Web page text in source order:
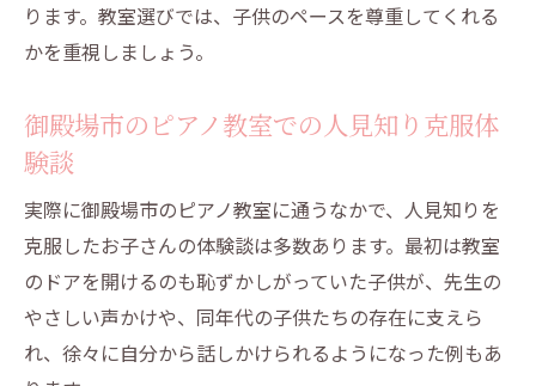
ります。教室選びでは、子供のペースを尊重してくれる
かを重視しましょう。
御殿場市のピアノ教室での人見知り克服体
験談
実際に御殿場市のピアノ教室に通うなかで、人見知りを
克服したお子さんの体験談は多数あります。最初は教室
のドアを開けるのも恥ずかしがっていた子供が、先生の
やさしい声かけや、同年代の子供たちの存在に支えら
れ、徐々に自分から話しかけられるようになった例もあ